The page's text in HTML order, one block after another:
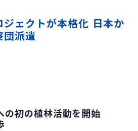
ジェクトが本格化 日本か
団派遣
の初の植林活動を開始